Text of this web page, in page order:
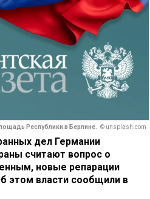
Республики в Берлине. © unsplash.com
дел Германии
считают вопрос о
новые репарации
этом власти сообщили в